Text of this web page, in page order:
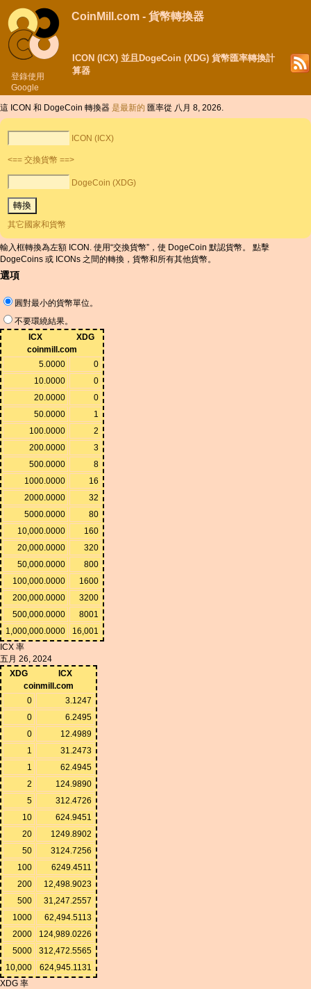
登錄使用
Google
CoinMill.com - 貨幣轉換器
ICON (ICX) 並且DogeCoin (XDG) 貨幣匯率轉換計
算器
這 ICON 和 DogeCoin 轉換器 是最新的 匯率從 八月 8, 2026.
ICON (ICX)
<== 交換貨幣 ==>
DogeCoin (XDG)
其它國家和貨幣
輸入框轉換為左額 ICON. 使用“交換貨幣”，使 DogeCoin 默認貨幣。 點擊
DogeCoins 或 ICONs 之間的轉換，貨幣和所有其他貨幣。
選項
圓對最小的貨幣單位。
不要環繞結果。
ICX
XDG
coinmill.com
5.0000
0
10.0000
0
20.0000
0
50.0000
1
100.0000
2
200.0000
3
500.0000
8
1000.0000
16
2000.0000
32
5000.0000
80
10,000.0000
160
20,000.0000
320
50,000.0000
800
100,000.0000
1600
200,000.0000
3200
500,000.0000
8001
1,000,000.0000
16,001
ICX 率
五月 26, 2024
XDG
ICX
coinmill.com
0
3.1247
0
6.2495
0
12.4989
1
31.2473
1
62.4945
2
124.9890
5
312.4726
10
624.9451
20
1249.8902
50
3124.7256
100
6249.4511
200
12,498.9023
500
31,247.2557
1000
62,494.5113
2000
124,989.0226
5000
312,472.5565
10,000
624,945.1131
XDG 率